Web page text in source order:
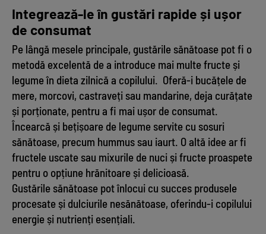
Integrează-le în gustări rapide și ușor
de consumat
Pe lângă mesele principale, gustările sănătoase pot fi o
metodă excelentă de a introduce mai multe fructe și
legume în dieta zilnică a copilului. Oferă-i bucățele de
mere, morcovi, castraveți sau mandarine, deja curățate
și porționate, pentru a fi mai ușor de consumat.
Încearcă și bețișoare de legume servite cu sosuri
sănătoase, precum hummus sau iaurt. O altă idee ar fi
fructele uscate sau mixurile de nuci și fructe proaspete
pentru o opțiune hrănitoare și delicioasă.
Gustările sănătoase pot înlocui cu succes produsele
procesate și dulciurile nesănătoase, oferindu-i copilului
energie și nutrienți esențiali.